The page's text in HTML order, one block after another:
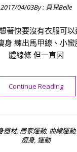
2017/04/03By : 貝兒Belle
著快要沒有衣服可
身 練出馬甲線、小
體線條 但一直因
Continue Reading“居
器材, 居家運動, 曲線運動,
瘦身, 運動